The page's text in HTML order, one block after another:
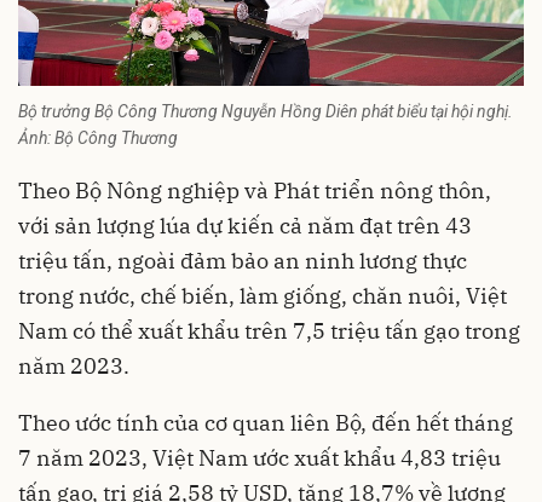
Bộ trưởng Bộ Công Thương Nguyễn Hồng Diên phát biểu tại hội nghị.
Ảnh: Bộ Công Thương
Theo Bộ Nông nghiệp và Phát triển nông thôn,
với sản lượng lúa dự kiến cả năm đạt trên 43
triệu tấn, ngoài đảm bảo an ninh lương thực
trong nước, chế biến, làm giống, chăn nuôi, Việt
Nam có thể xuất khẩu trên 7,5 triệu tấn gạo trong
năm 2023.
Theo ước tính của cơ quan liên Bộ, đến hết tháng
7 năm 2023, Việt Nam ước xuất khẩu 4,83 triệu
tấn gạo, trị giá 2,58 tỷ USD, tăng 18,7% về lượng